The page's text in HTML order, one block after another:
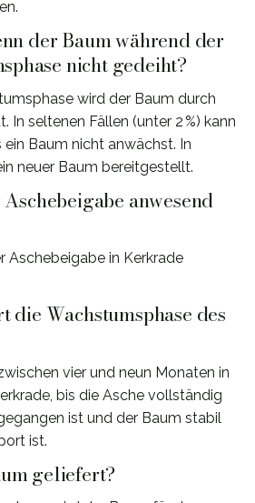
der Baum während der
nicht gedeiht?
wird der Baum durch
In seltenen Fällen (unter 2 %) kann
Baum nicht anwächst. In
neuer Baum bereitgestellt.
anwesend
Aschebeigabe in Kerkrade
die Wachstumsphase des
vier und neun Monaten in
bis die Asche vollständig
ist und der Baum stabil
ist.
geliefert?